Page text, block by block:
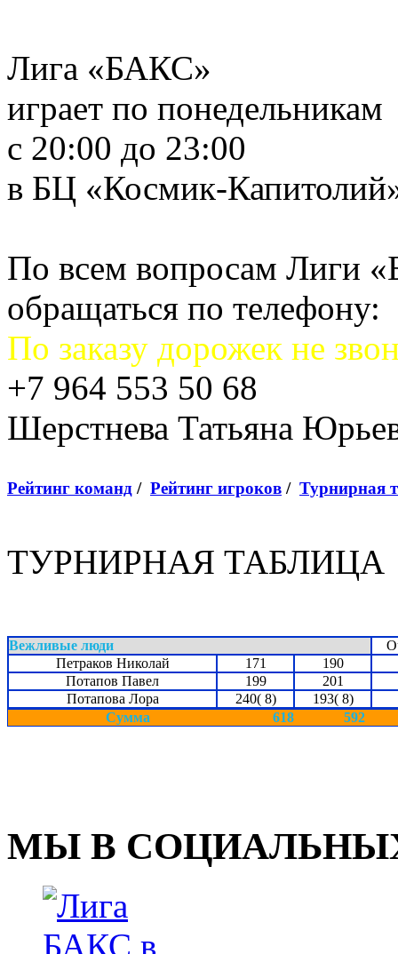
Лига «БАКС»
играет по понедельникам
с 20:00 до 23:00
в БЦ «Космик-
По всем вопросам Лиги
обращаться по телефону:
По заказу дорожек не
+7 964 553 50 68
Шерстнева Татьяна
Рейтинг команд / Рейтинг игроков / Турнирная
ТУРНИРНАЯ ТАБЛИЦА
Вежливые люди
Петраков Николай
171
190
Потапов Павел
199
201
Потапова Лора
240( 8)
193( 8)
Сумма
618 592
МЫ В